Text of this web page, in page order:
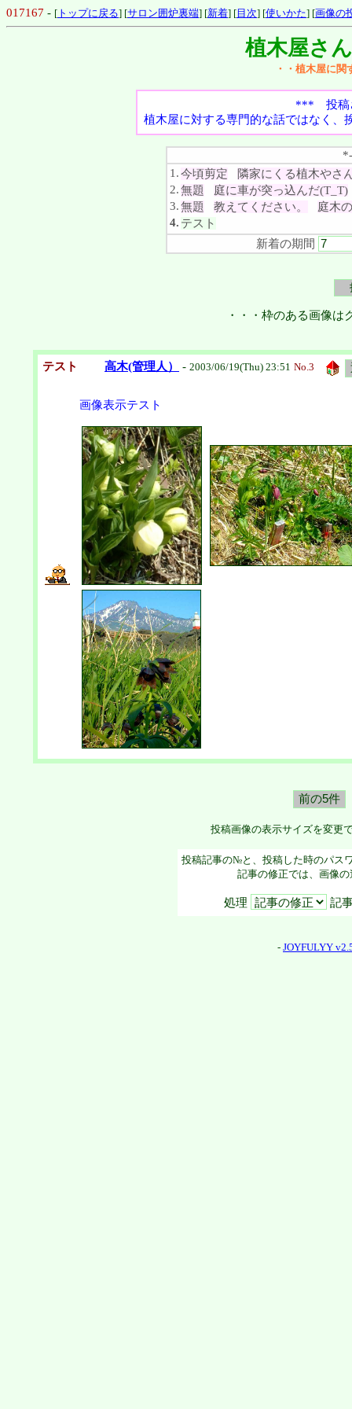
017167 - [ トップに戻る] [サロン囲炉裏端] [新着] [目次] [使いかた] [画像の
植木屋さ
・・植木屋に
*** 投稿
植木屋に対する専門的な話ではなく、
1.今頃剪定
隣家にくる植木やさ
2.無題
庭に車が突っ込んだ(T_T)
3.無題 教えてください。
庭木
4. テスト
新着の期間
・・・枠のある画像は
テスト 高木(管理人） - 2003/06/19(Thu) 23:51 No. 3
画像表示テスト
投稿画像の表示サイズを変更
投稿記事の№と、投稿した時のパス
記事の修正では、画像
処理 記
- JOYFULYY